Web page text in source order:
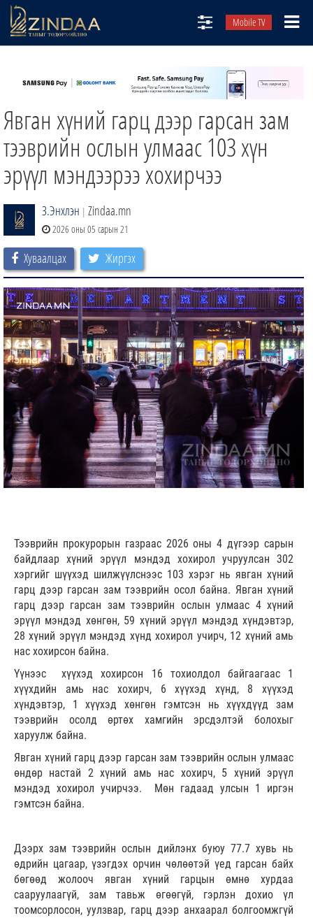
Mobile TV
ТВ8
ӨГЛӨӨНИЙ СОНИН
АУДИО ЗОХИОЛ
ЗИНДАА СЭТГҮҮЛ
Явган хүний гарц дээр гарсан зам
тээврийн ослын улмаас 103 хүн
эрүүл мэндээрээ хохирчээ
З.Энхлэн | Zindaa.mn
2026 оны 05 сарын 21
Хуваалцах Жиргэх
Тээврийн прокурорын газраас 2026 оны 4 дүгээр сарын
байдлаар хүний эрүүл мэндэд хохирол учруулсан 302
хэргийг шүүхэд шилжүүлснээс 103 хэрэг нь явган хүний
гарц дээр гарсан зам тээврийн осол байна. Явган хүний
гарц дээр гарсан зам тээврийн ослын улмаас 4 хүний
эрүүл мэндэд хөнгөн, 59 хүний эрүүл мэндэд хүндэвтэр,
28 хүний эрүүл мэндэд хүнд хохирол учирч, 12 хүний амь
нас хохирсон байна.
Үүнээс хүүхэд хохирсон 16 тохиолдол байгаагаас 1
хүүхдийн амь нас хохирч, 6 хүүхэд хүнд, 8 хүүхэд
хүндэвтэр, 1 хүүхэд хөнгөн гэмтсэн нь хүүхдүүд зам
тээврийн осолд өртөх хамгийн эрсдэлтэй болохыг
харуулж байна.
Явган хүний гарц дээр гарсан зам тээврийн ослын улмаас
өндөр настай 2 хүний амь нас хохирч, 5 хүний эрүүл
мэндэд хохирол учирчээ. Мөн гадаад улсын 1 иргэн
гэмтсэн байна.
Дээрх зам тээврийн ослын дийлэнх буюу 77.7 хувь нь
өдрийн цагаар, үзэгдэх орчин чөлөөтэй үед гарсан байх
бөгөөд жолооч явган хүний гарцын өмнө хурдаа
сааруулаагүй, зам тавьж өгөөгүй, гэрлэн дохио үл
тоомсорлосон, уулзвар, гарц дээр анхаарал болгоомжгүй